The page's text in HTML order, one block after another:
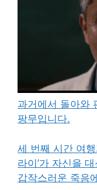
과거에서 돌아와
팡무입니다.
세 번째 시간 여
라이’가 자신을
갑작스러운 죽음